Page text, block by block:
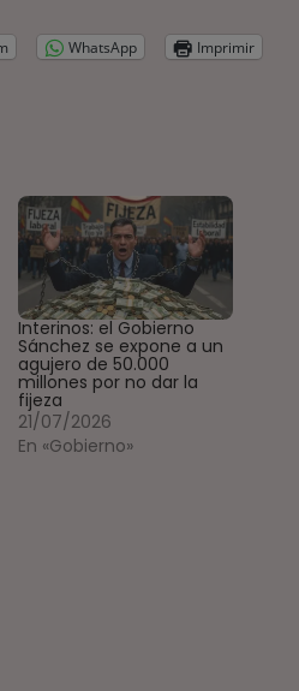
WhatsApp
Imprimir
Interinos: el Gobierno
Sánchez se expone a un
agujero de 50.000
millones por no dar la
fijeza
21/07/2026
En «Gobierno»